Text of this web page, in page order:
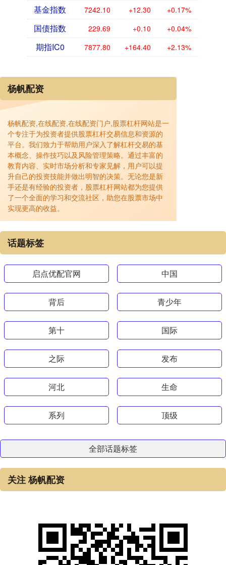
基金指数 7242.10 +12.30 +0.17%
国债指数 229.69 +0.10 +0.04%
期指IC0 7877.80 +164.40 +2.13%
杨帆配资
杨帆配资,在线配资,在线配资门户,股票杠杆网站是一
个专注于为投资者提供股票杠杆交易信息和资源的
平台。我们致力于帮助用户深入了解杠杆交易的基
本概念、操作技巧以及风险管理策略。通过丰富的
教育内容、实时市场分析和专家见解，用户可以提
升自己的投资技能并做出明智的决策。无论您是新
手还是有经验的投资者，股票杠杆网站都为您提供
了一个全面的学习和交流社区，助您在股票市场中
实现更高的收益。
话题标签
启点优配官网 中国
背后 青少年
第十 国际
之际 发布
河北 生命
系列 顶级
全部话题标签
关注 杨帆配资